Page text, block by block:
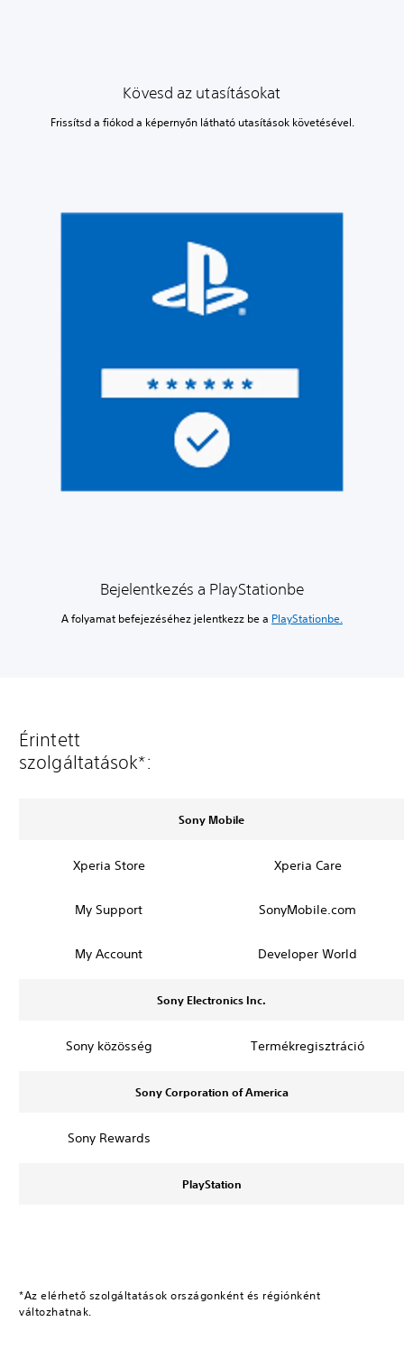
Kövesd az utasításokat
Frissítsd a fiókod a képernyőn látható utasítások követésével.
Bejelentkezés a PlayStationbe
A folyamat befejezéséhez jelentkezz be a PlayStationbe.
Érintett
szolgáltatások*:
Sony Mobile
Xperia Store
My Support
My Account
Xperia Care
SonyMobile.com
Developer World
Sony Electronics Inc.
Sony közösség Termékregisztráció
Sony Corporation of America
Sony Rewards
PlayStation
*Az elérhető szolgáltatások országonként és régiónként
változhatnak.